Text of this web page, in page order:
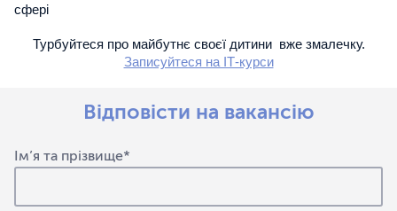
сфері
Турбуйтеся про майбутнє своєї дитини вже змалечку.
Записуйтеся на ІТ-курси
Відповісти на вакансію
Ім’я та прізвище